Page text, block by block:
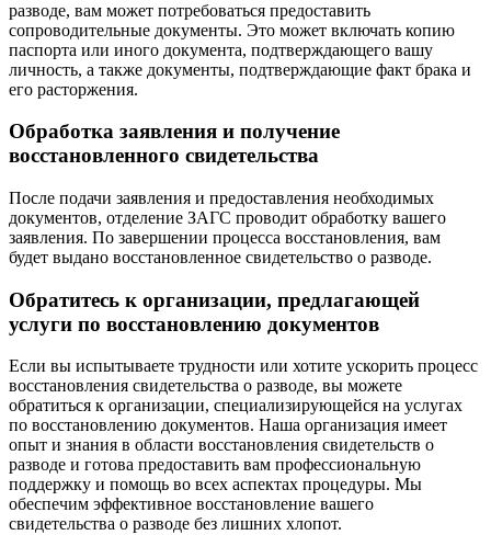
разводе, вам может потребоваться предоставить
сопроводительные документы. Это может включать копию
паспорта или иного документа, подтверждающего вашу
личность, а также документы, подтверждающие факт брака и
его расторжения.
Обработка заявления и получение
восстановленного свидетельства
После подачи заявления и предоставления необходимых
документов, отделение ЗАГС проводит обработку вашего
заявления. По завершении процесса восстановления, вам
будет выдано восстановленное свидетельство о разводе.
Обратитесь к организации, предлагающей
услуги по восстановлению документов
Если вы испытываете трудности или хотите ускорить процесс
восстановления свидетельства о разводе, вы можете
обратиться к организации, специализирующейся на услугах
по восстановлению документов. Наша организация имеет
опыт и знания в области восстановления свидетельств о
разводе и готова предоставить вам профессиональную
поддержку и помощь во всех аспектах процедуры. Мы
обеспечим эффективное восстановление вашего
свидетельства о разводе без лишних хлопот.